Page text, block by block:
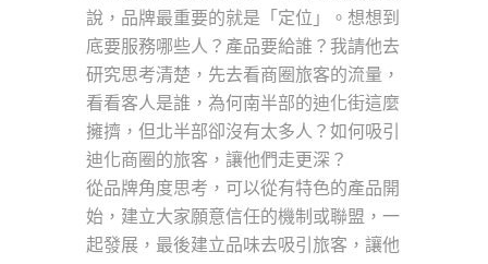
說，品牌最重要的就是「定位」。想想到
底要服務哪些人？產品要給誰？我請他去
研究思考清楚，先去看商圈旅客的流量，
看看客人是誰，為何南半部的迪化街這麼
擁擠，但北半部卻沒有太多人？如何吸引
迪化商圈的旅客，讓他們走更深？
從品牌角度思考，可以從有特色的產品開
始，建立大家願意信任的機制或聯盟，一
起發展，最後建立品味去吸引旅客，讓他